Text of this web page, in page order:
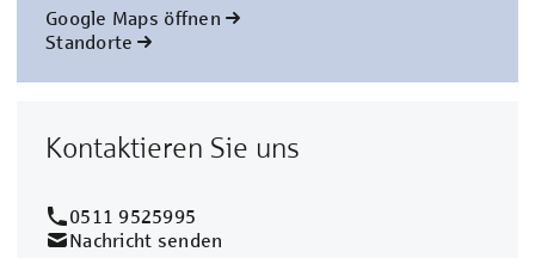
Google Maps öffnen
Standorte
Kontaktieren Sie uns
0511 9525995
Nachricht senden